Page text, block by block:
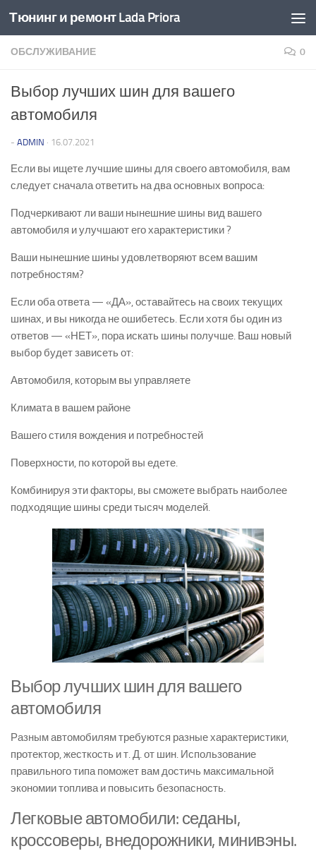
Перейти к содержимому
Тюнинг и ремонт Lada Priora
ОБСЛУЖИВАНИЕ 0
Выбор лучших шин для вашего
автомобиля
- ADMIN · 16.07.2021
Если вы ищете лучшие шины для своего автомобиля, вам
следует сначала ответить на два основных вопроса:
Подчеркивают ли ваши нынешние шины вид вашего
автомобиля и улучшают его характеристики ?
Ваши нынешние шины удовлетворяют всем вашим
потребностям?
Если оба ответа — «ДА», оставайтесь на своих текущих
шинах, и вы никогда не ошибетесь. Если хотя бы один из
ответов — «НЕТ», пора искать шины получше. Ваш новый
выбор будет зависеть от:
Автомобиля, которым вы управляете
Климата в вашем районе
Вашего стиля вождения и потребностей
Поверхности, по которой вы едете.
Комбинируя эти факторы, вы сможете выбрать наиболее
подходящие шины среди тысяч моделей.
Выбор лучших шин для вашего
автомобиля
Разным автомобилям требуются разные характеристики,
протектор, жесткость и т. Д. от шин. Использование
правильного типа поможет вам достичь максимальной
экономии топлива и повысить безопасность.
Легковые автомобили: седаны,
кроссоверы, внедорожники, минивэны.